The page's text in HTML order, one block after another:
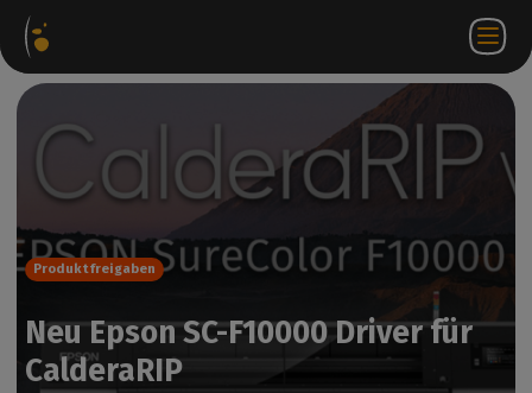
DE
Produktfreigaben
Neu Epson SC-F10000 Driver für
CalderaRIP